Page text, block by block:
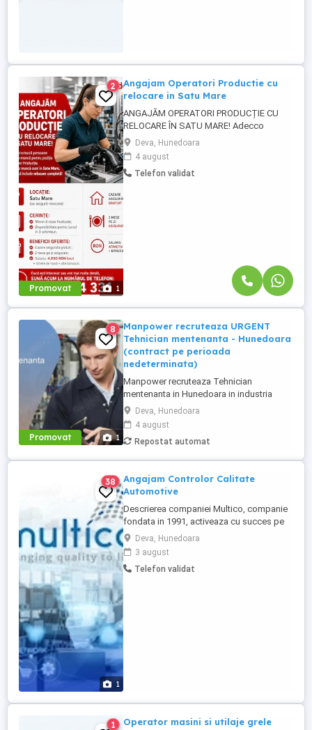
Promovat 1
2
Angajam Operatori Productie cu
relocare in Satu Mare
ANGAJĂM OPERATORI PRODUCȚIE CU
RELOCARE ÎN SATU MARE! Adecco
Romania angajează persoane dornice de
muncă pentru poziția de Operator
Producție. Locurile de muncă sunt în Satu
Mare, iar pachetul include relocare
Deva, Hunedoara
4 august
Telefon validat
Promovat 1
8
Manpower recruteaza URGENT
Tehnician mentenanta - Hunedoara
(contract pe perioada
nedeterminata)
Manpower recruteaza Tehnician
mentenanta in Hunedoara in industria
automotive. Responsabilitati principale: -
Analizarea si executarea lucrarilor de
reparatie, intretinere si revizie; - Verificarea
functionarii echipamentelor si participarea
Deva, Hunedoara
4 august
Repostat automat
1
38
Angajam Controlor Calitate
Automotive
Descrierea companiei Multico, companie
fondata in 1991, activeaza cu succes pe
piata serviciilor Premium de Calitate si a
Sablarilor & Curatarilor industriale,
desfasurand proiecte pentru parteneri de
renume international din diferite domenii.
Deva, Hunedoara
3 august
Telefon validat
1
Operator masini si utilaje grele